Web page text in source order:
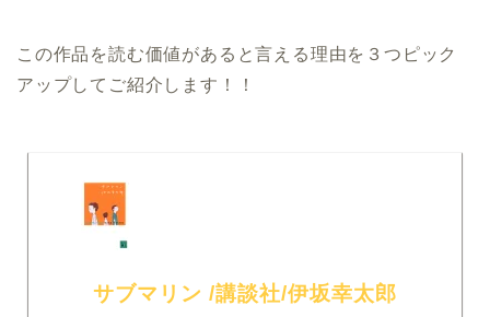
この作品を読む価値があると言える理由を３つピック
アップしてご紹介します！！
サブマリン /講談社/伊坂幸太郎